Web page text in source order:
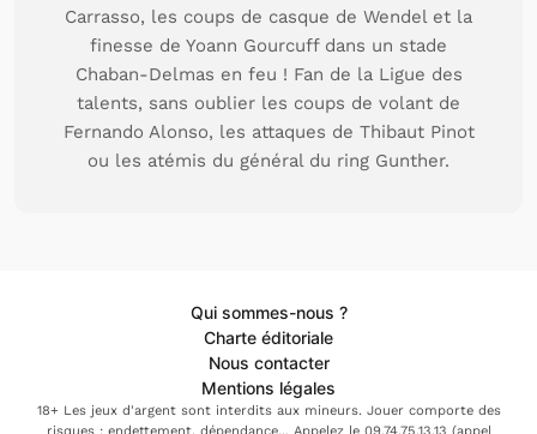
Carrasso, les coups de casque de Wendel et la
finesse de Yoann Gourcuff dans un stade
Chaban-Delmas en feu ! Fan de la Ligue des
talents, sans oublier les coups de volant de
Fernando Alonso, les attaques de Thibaut Pinot
ou les atémis du général du ring Gunther.
Qui sommes-nous ?
Charte éditoriale
Nous contacter
Mentions légales
18+ Les jeux d'argent sont interdits aux mineurs. Jouer comporte des